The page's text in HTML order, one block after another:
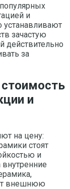
и
устанавливают
зачастую
действительно
за
и
на цену:
стоят
и
внешнюю